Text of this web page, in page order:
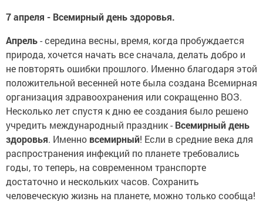
7 апреля - Всемирный день здоровья.
Апрель- середина весны, время, когда пробуждается
природа, хочется начать все сначала, делать добро и
не повторять ошибки прошлого. Именно благодаря этой
положительной весенней ноте была создана Всемирная
организация здравоохранения или сокращенно ВОЗ.
Несколько лет спустя к дню ее создания было решено
учредить международный праздник - Всемирный день
здоровья. Именно всемирный! Если в средние века для
распространения инфекций по планете требовались
годы, то теперь, на современном транспорте
достаточно и нескольких часов. Сохранить
человеческую жизнь на планете, можно только сообща!